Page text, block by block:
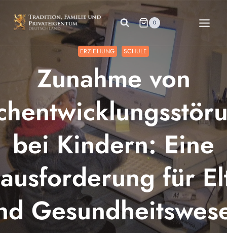
Inhalt
springen
0
ERZIEHUNG SCHULE
Zunahme von
bei Kindern: Eine
für